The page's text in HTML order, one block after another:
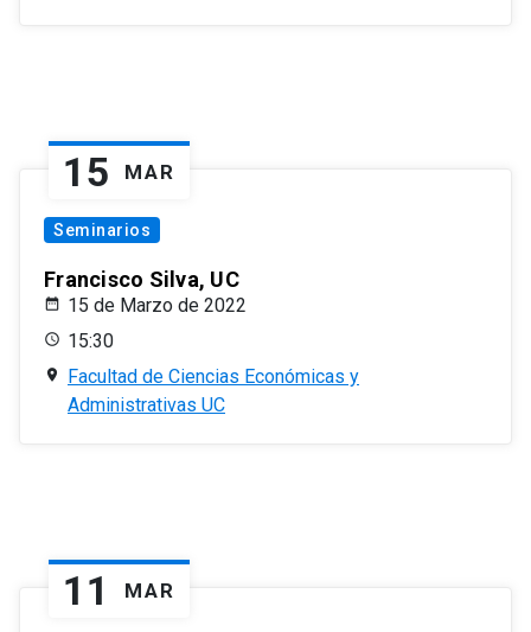
15 MAR
Seminarios
Francisco Silva, UC
15 de Marzo de 2022
15:30
Facultad de Ciencias Económicas y
Administrativas UC
11 MAR